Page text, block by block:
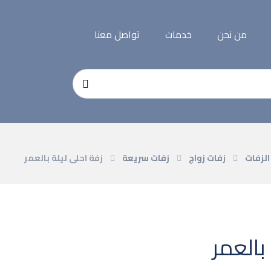
من نحن خدمات تواصل معنا
الزفات زفات زواج زفات سريعة زفة احلى ليلة بالعمر